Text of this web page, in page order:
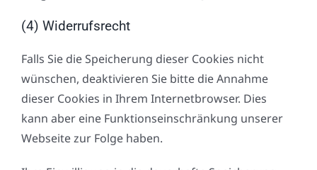
(4) Widerrufsrecht
Falls Sie die Speicherung dieser Cookies nicht
wünschen, deaktivieren Sie bitte die Annahme
dieser Cookies in Ihrem Internetbrowser. Dies
kann aber eine Funktionseinschränkung unserer
Webseite zur Folge haben.